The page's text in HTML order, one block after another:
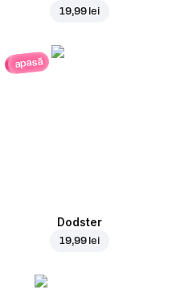
19,99 lei
apasă
Dodster
19,99 lei